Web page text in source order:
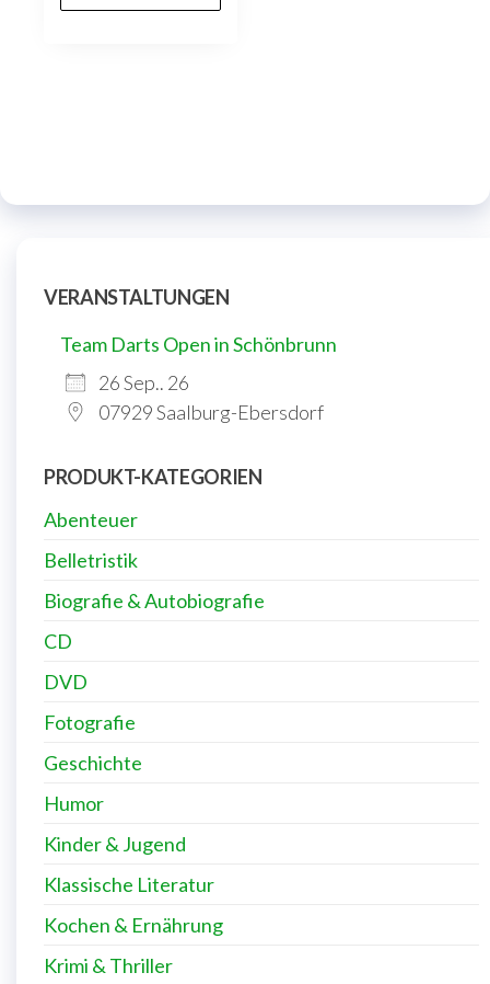
VERANSTALTUNGEN
Team Darts Open in Schönbrunn
26 Sep.. 26
07929 Saalburg-Ebersdorf
PRODUKT-KATEGORIEN
Abenteuer
Belletristik
Biografie & Autobiografie
CD
DVD
Fotografie
Geschichte
Humor
Kinder & Jugend
Klassische Literatur
Kochen & Ernährung
Krimi & Thriller